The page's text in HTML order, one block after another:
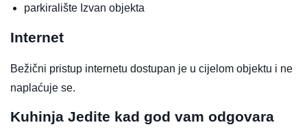
parkiralište Izvan objekta
Internet
Bežični pristup internetu dostupan je u cijelom objektu i ne
naplaćuje se.
Kuhinja Jedite kad god vam odgovara